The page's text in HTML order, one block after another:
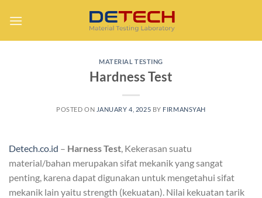
MATERIAL TESTING
Hardness Test
POSTED ON JANUARY 4, 2025 BY FIRMANSYAH
Detech.co.id – Harness Test , Kekerasan suatu
material/bahan merupakan sifat mekanik yang sangat
penting, karena dapat digunakan untuk mengetahui sifat
mekanik lain yaitu strength (kekuatan). Nilai kekuatan tarik